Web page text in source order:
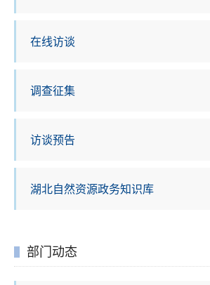
在线访谈
调查征集
访谈预告
湖北自然资源政务知识库
部门动态